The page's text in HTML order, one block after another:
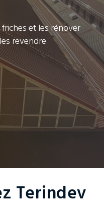
et les rénover
revendre
Terindev